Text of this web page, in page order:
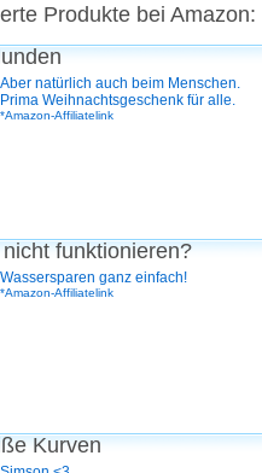
Produkte bei Amazon:
Aber natürlich auch beim Menschen.
Prima Weihnachtsgeschenk für alle.
*Amazon-Affiliatelink
funktionieren?
Wassersparen ganz einfach!
*Amazon-Affiliatelink
Kurven